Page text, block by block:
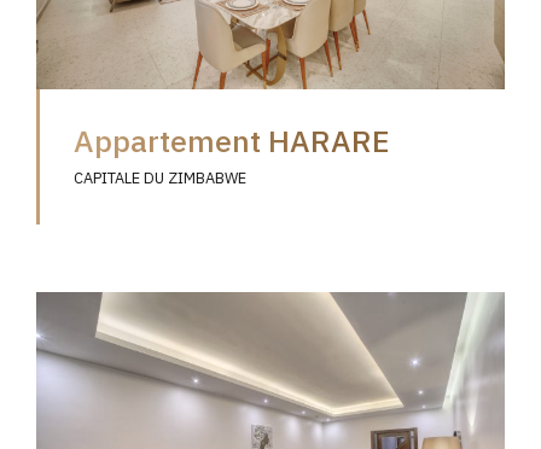
Appartement HARARE
CAPITALE DU ZIMBABWE